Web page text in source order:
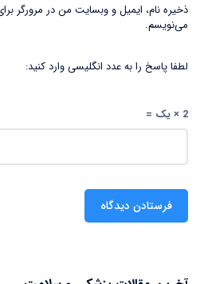
ذخیره نام، ایمیل و وبسایت من در مرورگر
می‌نویسم.
لطفا پاسخ را به عدد انگلیسی وارد کنید:
2 × یک =